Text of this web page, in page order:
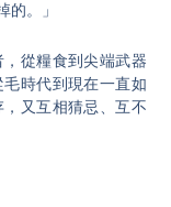
的。」
從糧食到尖端武器
時代到現在一直如
又互相猜忌、互不